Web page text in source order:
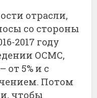
отрасли,
со стороны
2017 году
ОСМС,
от 5% и с
Потом
чтобы